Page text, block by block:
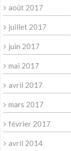
août 2017
juillet 2017
juin 2017
mai 2017
avril 2017
mars 2017
février 2017
avril 2014